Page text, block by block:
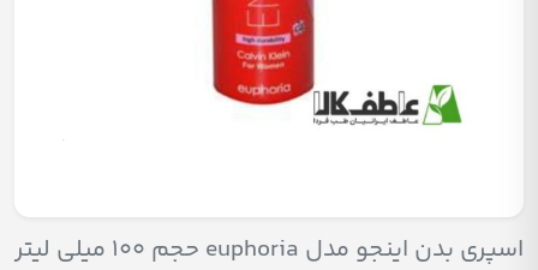
اسپری بدن اینجو مدل euphoria حجم 100 میلی لیتر